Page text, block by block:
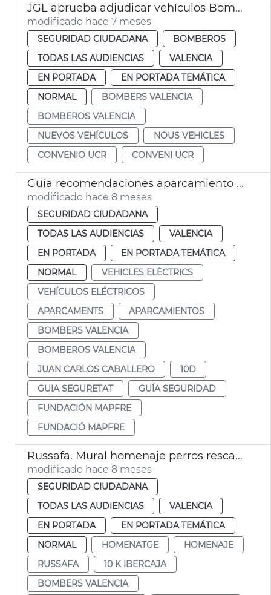
JGL aprueba adjudicar vehículos Bomberos y convenio UCR
modificado hace 7 meses
SEGURIDAD CIUDADANA
BOMBEROS
TODAS LAS AUDIENCIAS
VALENCIA
EN PORTADA
EN PORTADA TEMÁTICA
NORMAL
BOMBERS VALENCIA
BOMBEROS VALENCIA
NUEVOS VEHÍCULOS
NOUS VEHICLES
CONVENIO UCR
CONVENI UCR
Guía recomendaciones aparcamiento vehículos eléctricos València
modificado hace 8 meses
SEGURIDAD CIUDADANA
TODAS LAS AUDIENCIAS
VALENCIA
EN PORTADA
EN PORTADA TEMÁTICA
NORMAL
VEHICLES ELÈCTRICS
VEHÍCULOS ELÉCTRICOS
APARCAMENTS
APARCAMIENTOS
BOMBERS VALENCIA
BOMBEROS VALENCIA
JUAN CARLOS CABALLERO
10D
GUIA SEGURETAT
GUÍA SEGURIDAD
FUNDACIÓN MAPFRE
FUNDACIÓ MAPFRE
Russafa. Mural homenaje perros rescate Bomberos València
modificado hace 8 meses
SEGURIDAD CIUDADANA
TODAS LAS AUDIENCIAS
VALENCIA
EN PORTADA
EN PORTADA TEMÁTICA
NORMAL
HOMENATGE
HOMENAJE
RUSSAFA
10 K IBERCAJA
BOMBERS VALENCIA